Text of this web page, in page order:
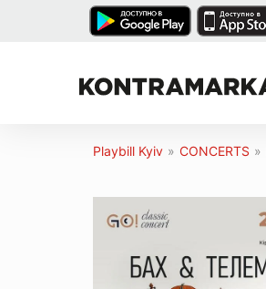
Playbill Kyiv » CONCERTS »